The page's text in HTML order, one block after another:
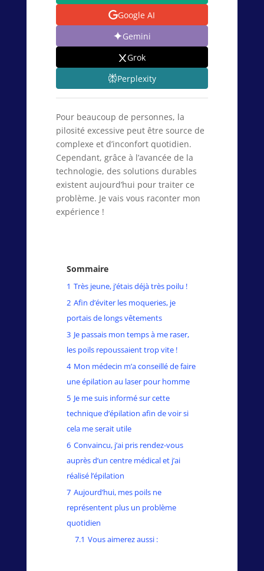
Google AI
Gemini
Grok
Perplexity
Pour beaucoup de personnes, la
pilosité excessive peut être source de
complexe et d’inconfort quotidien.
Cependant, grâce à l’avancée de la
technologie, des solutions durables
existent aujourd’hui pour traiter ce
problème. Je vais vous raconter mon
expérience !
Sommaire
1 Très jeune, j’étais déjà très poilu !
2 Afin d’éviter les moqueries, je
portais de longs vêtements
3 Je passais mon temps à me raser,
les poils repoussaient trop vite !
4 Mon médecin m’a conseillé de faire
une épilation au laser pour homme
5 Je me suis informé sur cette
technique d’épilation afin de voir si
cela me serait utile
6 Convaincu, j’ai pris rendez-vous
auprès d’un centre médical et j’ai
réalisé l’épilation
7 Aujourd’hui, mes poils ne
représentent plus un problème
quotidien
7.1 Vous aimerez aussi :